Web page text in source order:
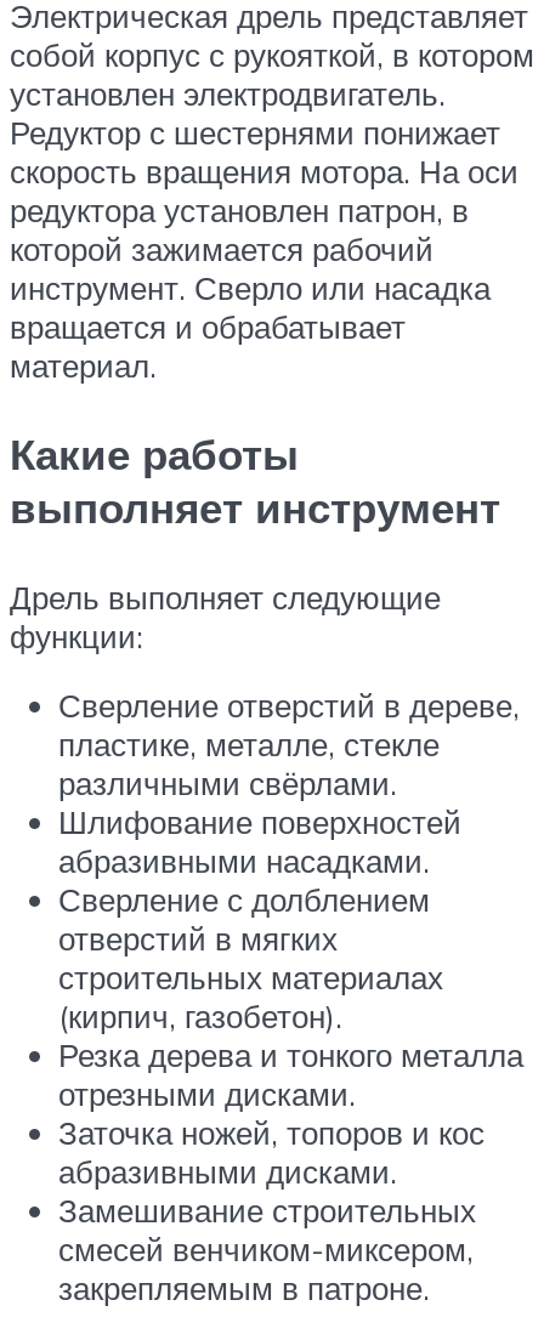
Электрическая дрель представляет
собой корпус с рукояткой, в котором
установлен электродвигатель.
Редуктор с шестернями понижает
скорость вращения мотора. На оси
редуктора установлен патрон, в
которой зажимается рабочий
инструмент. Сверло или насадка
вращается и обрабатывает
материал.
Какие работы
выполняет инструмент
Дрель выполняет следующие
функции:
Сверление отверстий в дереве,
пластике, металле, стекле
различными свёрлами.
Шлифование поверхностей
абразивными насадками.
Сверление с долблением
отверстий в мягких
строительных материалах
(кирпич, газобетон).
Резка дерева и тонкого металла
отрезными дисками.
Заточка ножей, топоров и кос
абразивными дисками.
Замешивание строительных
смесей венчиком-миксером,
закрепляемым в патроне.